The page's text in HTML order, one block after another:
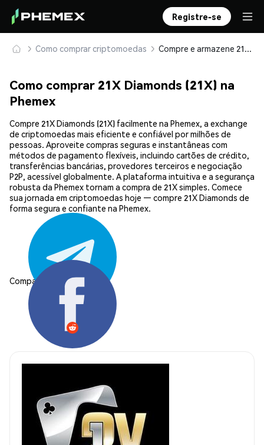
Registre-se
Como comprar criptomoedas Compre e armazene 21X Diamonds (21X) com segurança
Como comprar 21X Diamonds (21X) na
Phemex
Compre 21X Diamonds (21X) facilmente na Phemex, a exchange
de criptomoedas mais eficiente e confiável por milhões de
pessoas. Aproveite compras seguras e instantâneas com
métodos de pagamento flexíveis, incluindo cartões de crédito,
transferências bancárias, provedores terceiros e negociação
P2P, acessível globalmente. A plataforma intuitiva e a segurança
robusta da Phemex tornam a compra de 21X simples. Comece
sua jornada em criptomoedas hoje — compre 21X Diamonds de
forma segura e confiante na Phemex.
Compartilhar: